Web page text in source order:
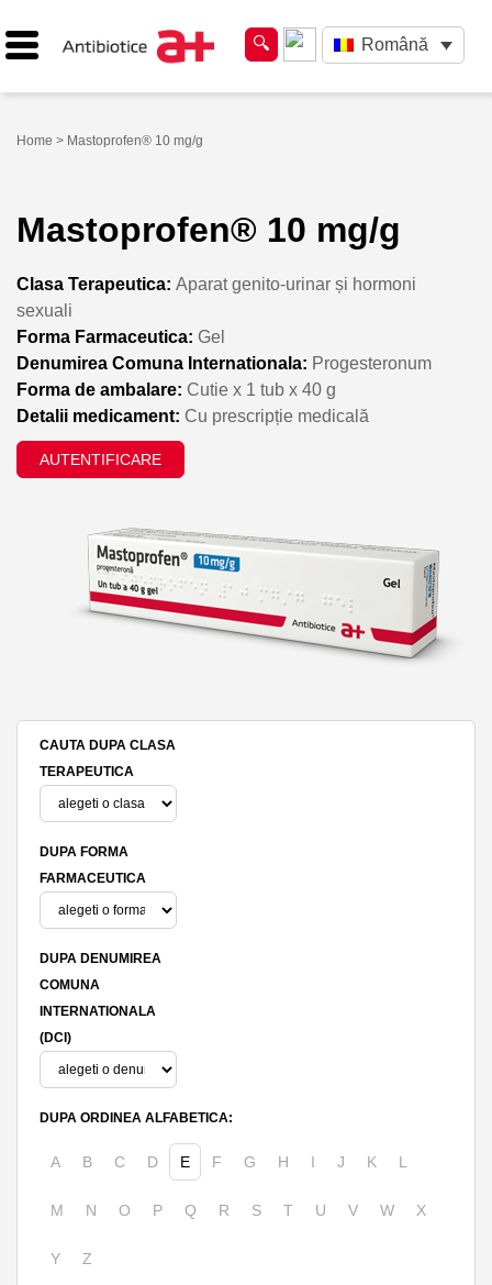
Română
Home > Mastoprofen® 10 mg/g
Mastoprofen® 10 mg/g
Clasa Terapeutica: Aparat genito-urinar și hormoni
sexuali
Forma Farmaceutica: Gel
Denumirea Comuna Internationala: Progesteronum
Forma de ambalare: Cutie x 1 tub x 40 g
Detalii medicament: Cu prescripție medicală
AUTENTIFICARE
CAUTA DUPA CLASA
TERAPEUTICA
DUPA FORMA
FARMACEUTICA
DUPA DENUMIREA
COMUNA
INTERNATIONALA
(DCI)
DUPA ORDINEA ALFABETICA:
A B C D E F G H I J K L
M N O P Q R S T U V W X
Y Z